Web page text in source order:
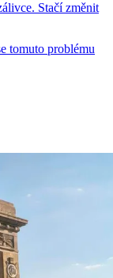
Stačí změnit
tomuto problému